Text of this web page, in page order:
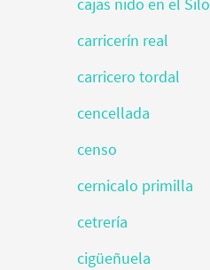
carricerín real
carricero tordal
cencellada
censo
cernicalo primilla
cetrería
cigüeñuela